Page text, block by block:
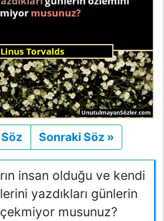
Önceki
Sonraki Söz »
insan olduğu ve kendi
yazdıkları günlerin
musunuz?